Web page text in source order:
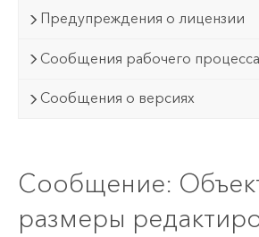
Предупреждения о лицензии
Сообщения рабочего процесса
Сообщения о версиях
Сообщение:
размеры